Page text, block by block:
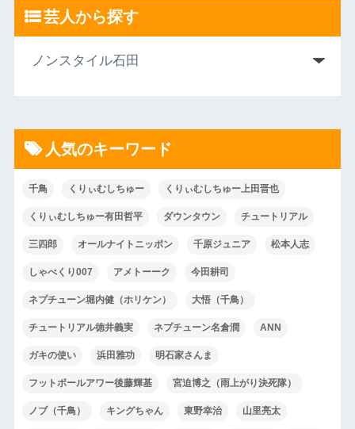
芸人から探す
人気のキーワード
千鳥 くりぃむしちゅー くりぃむしちゅー上田晋也
くりぃむしちゅー有田哲平 ダウンタウン チュートリアル
三四郎 オールナイトニッポン 千原ジュニア 松本人志
しゃべくり007 アメトーーク 今田耕司
ネプチューン堀内健（ホリケン） 大悟（千鳥）
チュートリアル徳井義実 ネプチューン名倉潤 ANN
ガキの使い 浜田雅功 明石家さんま
フットボールアワー後藤輝基 宮迫博之（雨上がり決死隊）
ノブ（千鳥） キングちゃん 東野幸治 山里亮太